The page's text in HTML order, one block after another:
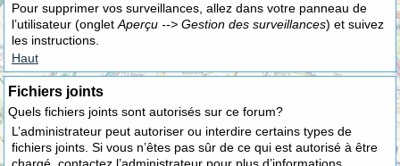
Pour supprimer vos surveillances, allez dans votre panneau de
l’utilisateur (onglet Aperçu --> Gestion des surveillances) et suivez
les instructions.
Haut
Fichiers joints
Quels fichiers joints sont autorisés sur ce forum?
L’administrateur peut autoriser ou interdire certains types de
fichiers joints. Si vous n’êtes pas sûr de ce qui est autorisé à être